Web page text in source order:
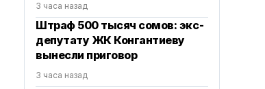
3 часа назад
Штраф 500 тысяч сомов: экс-
депутату ЖК Конгантиеву
вынесли приговор
3 часа назад